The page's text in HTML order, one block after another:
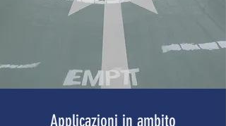
Applicazioni in ambito